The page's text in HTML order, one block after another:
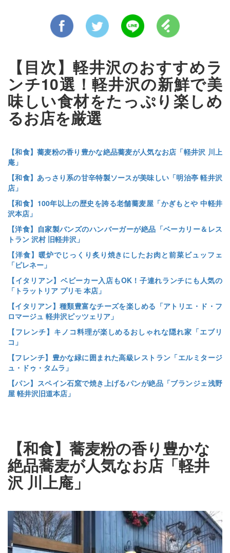
【目次】軽井沢のおすすめラ
ンチ10選！軽井沢の新鮮で美
味しい食材をたっぷり楽しめ
るお店を厳選
【和食】蕎麦粉の香り豊かな絶品蕎麦が人気なお店「軽井沢 川上
庵」
【和食】あっさり系の甘辛特製ソースが美味しい「明治亭 軽井沢
店」
【和食】100年以上の歴史を誇る老舗蕎麦屋「かぎもとや 中軽井
沢本店」
【洋食】自家製バンズのハンバーガーが絶品「ベーカリー＆レス
トラン 沢村 旧軽井沢」
【洋食】暖炉でじっくり炙り焼きにしたお肉と前菜ビュッフェ
「ピレネー」
【イタリアン】ベビーカー入店もOK！子連れランチにも人気の
「トラットリア プリモ 本店」
【イタリアン】種類豊富なチーズを楽しめる「アトリエ・ド・フ
ロマージュ 軽井沢ピッツェリア」
【フレンチ】キノコ料理が楽しめるおしゃれな隠れ家「エブリ
コ」
【フレンチ】豊かな緑に囲まれた高級レストラン「エルミタージ
ュ・ドゥ・タムラ」
【パン】スペイン石窯で焼き上げるパンが絶品「ブランジェ浅野
屋 軽井沢旧道本店」
【和食】蕎麦粉の香り豊かな
絶品蕎麦が人気なお店「軽井
沢 川上庵」